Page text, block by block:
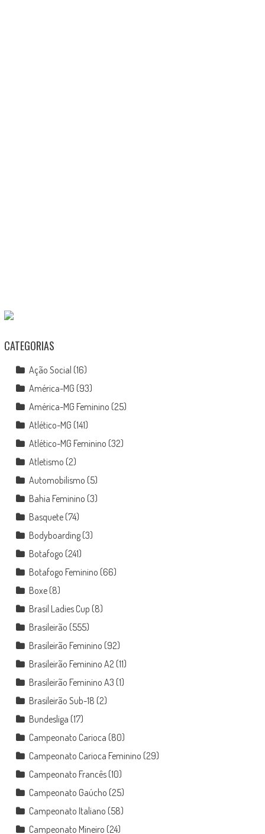
CATEGORIAS
Ação Social (16)
América-MG (93)
América-MG Feminino (25)
Atlético-MG (141)
Atlético-MG Feminino (32)
Atletismo (2)
Automobilismo (5)
Bahia Feminino (3)
Basquete(74)
Bodyboarding(3)
Botafogo (241)
Botafogo Feminino (66)
Boxe(8)
Brasil Ladies Cup (8)
Brasileirão (555)
Brasileirão Feminino (92)
Brasileirão Feminino A2 (11)
Brasileirão Feminino A3 (1)
Brasileirão Sub-18 (2)
Bundesliga (17)
Campeonato Carioca (80)
Campeonato Carioca Feminino (29)
Campeonato Francês(10)
Campeonato Gaúcho (25)
Campeonato Italiano (58)
Campeonato Mineiro (24)